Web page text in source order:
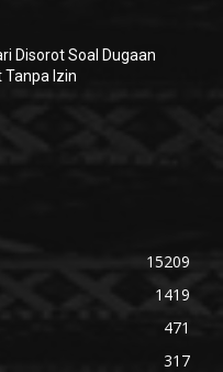
Disorot Soal Dugaan
Tanpa Izin
15209
1419
471
317